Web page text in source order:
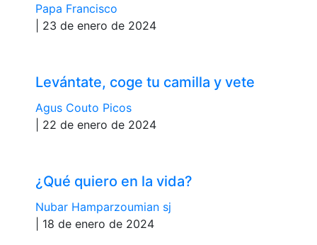
Papa Francisco
| 23 de enero de 2024
Levántate, coge tu camilla y vete
Agus Couto Picos
| 22 de enero de 2024
¿Qué quiero en la vida?
Nubar Hamparzoumian sj
| 18 de enero de 2024